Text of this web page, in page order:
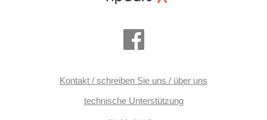
Kontakt / schreiben Sie uns / über uns
technische Unterstützung